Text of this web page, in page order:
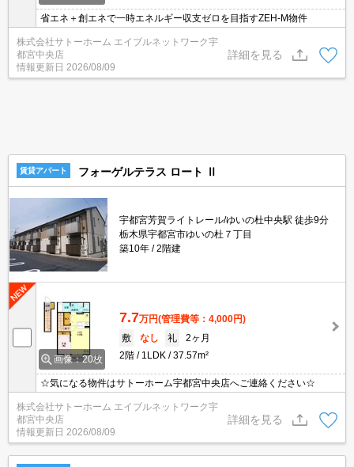
省エネ＋創エネで一時エネルギー収支ゼロを目指すZEH-M物件
株式会社サトーホーム エイブルネットワーク宇
都宮中央店
情報更新日 2026/08/09
詳細を見る
賃貸アパート フォーゲルテラス ロート Ⅱ
宇都宮芳賀ライトレール/ゆいの杜中央駅 徒歩9分
栃木県宇都宮市ゆいの杜７丁目
築10年
2階建
画像：20枚
7.7万円(管理費等：4,000円)
敷
なし 礼
2ヶ月
2階
1LDK 37.57m²
☆気になる物件はサトーホーム宇都宮中央店へご連絡ください☆
株式会社サトーホーム エイブルネットワーク宇
都宮中央店
情報更新日 2026/08/09
詳細を見る